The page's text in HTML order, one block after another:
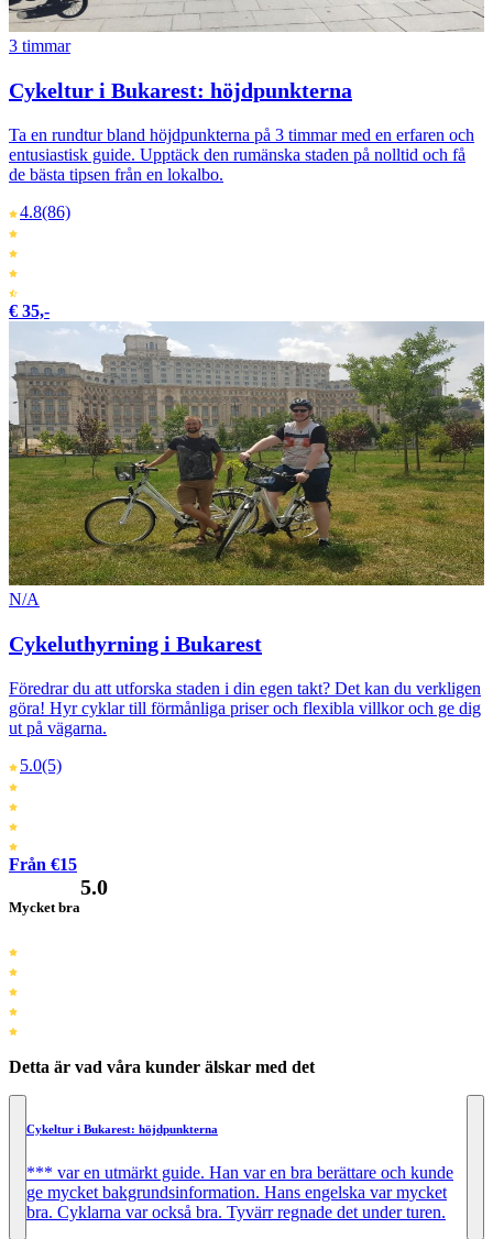
3 timmar
Cykeltur i Bukarest: höjdpunkterna
Ta en rundtur bland höjdpunkterna på 3 timmar med en erfaren och
entusiastisk guide. Upptäck den rumänska staden på nolltid och få
de bästa tipsen från en lokalbo.
4.8(86)
€ 35,-
N/A
Cykeluthyrning i Bukarest
Föredrar du att utforska staden i din egen takt? Det kan du verkligen
göra! Hyr cyklar till förmånliga priser och flexibla villkor och ge dig
ut på vägarna.
5.0(5)
Från €15
Mycket bra
5.0
Detta är vad våra kunder älskar med det
Cykeltur i Bukarest: höjdpunkterna
*** var en utmärkt guide. Han var en bra berättare och kunde
ge mycket bakgrundsinformation. Hans engelska var mycket
bra. Cyklarna var också bra. Tyvärr regnade det under turen.